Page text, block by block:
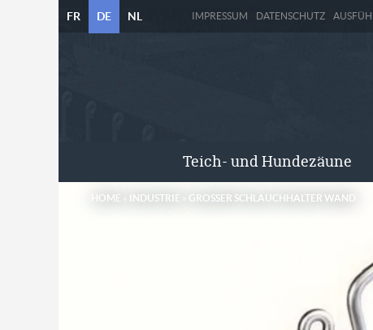
FR DE NL IMPRESSUM DATENSCHUTZ
Teich- und Hundezäune
HOME INDUSTRIE GROSSER SCHLAUCHHALTER WAND